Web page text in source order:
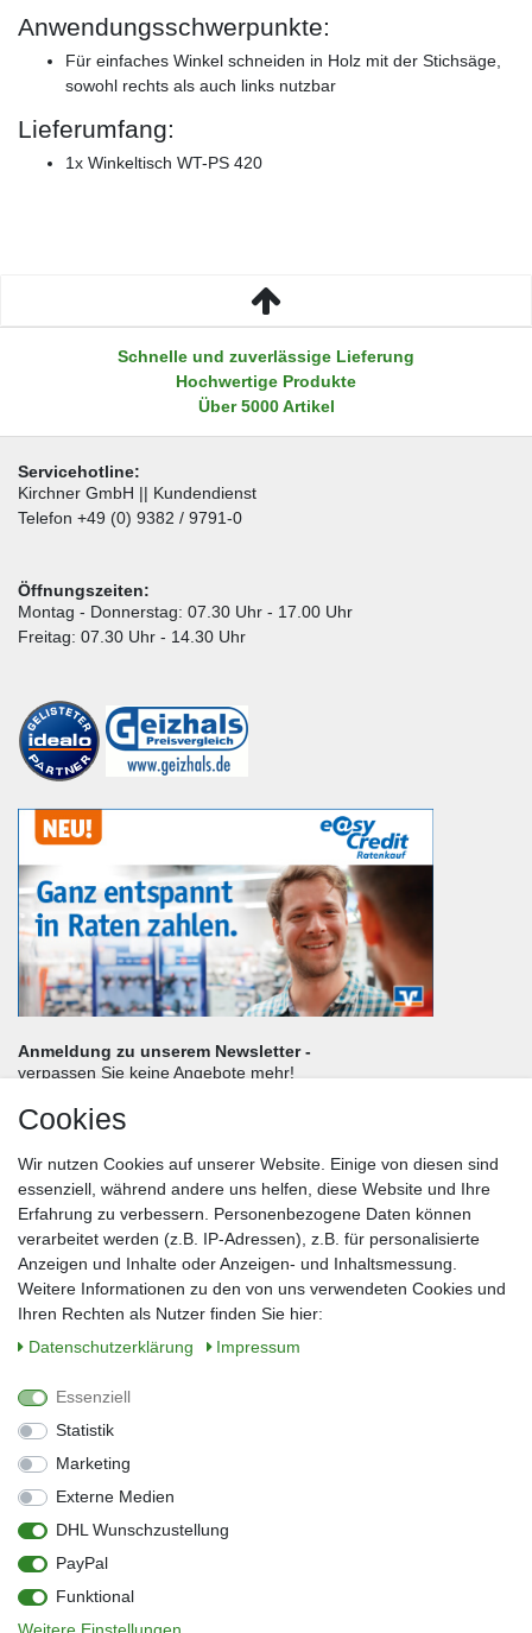
Anwendungsschwerpunkte:
Für einfaches Winkel schneiden in Holz mit der Stichsäge,
sowohl rechts als auch links nutzbar
Lieferumfang:
1x Winkeltisch WT-PS 420
Schnelle und zuverlässige Lieferung
Hochwertige Produkte
Über 5000 Artikel
Servicehotline:
Kirchner GmbH || Kundendienst
Telefon +49 (0) 9382 / 9791-0
Öffnungszeiten:
Montag - Donnerstag: 07.30 Uhr - 17.00 Uhr
Freitag: 07.30 Uhr - 14.30 Uhr
Anmeldung zu unserem Newsletter -
verpassen Sie keine Angebote mehr!
Nachname*
E-Mail*
Sie können den Newsletter jederzeit kostenlos abbestellen.
** gilt für Lieferungen innerhalb Deutschlands, Lieferzeiten für andere Länder
entnehmen Sie bitte der Schaltfläche mit den Versandinformationen
Widerrufs­recht
Kontakt
Barrierefreiheitserklärung
Zahlung & Versand
Vertrag widerrufen
Cookies
Wir nutzen Cookies auf unserer Website. Einige von diesen sind
essenziell, während andere uns helfen, diese Website und Ihre
Erfahrung zu verbessern. Personenbezogene Daten können
verarbeitet werden (z.B. IP-Adressen), z.B. für personalisierte
Anzeigen und Inhalte oder Anzeigen- und Inhaltsmessung.
Weitere Informationen zu den von uns verwendeten Cookies und
Ihren Rechten als Nutzer finden Sie hier:
Daten­schutz­erklärung
Impressum
Essenziell
Statistik
Marketing
Externe Medien
DHL Wunschzustellung
PayPal
Funktional